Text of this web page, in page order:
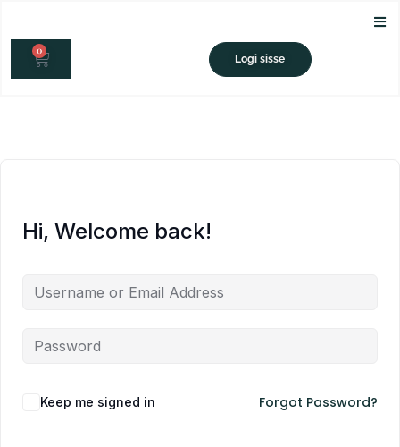
content
0
CART Logi sisse
Hi, Welcome back!
Keep me signed in Forgot Password?